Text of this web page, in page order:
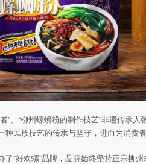
”、“柳州螺蛳粉的制作技艺”非遗传承人
民族技艺的传承与坚守，进而为消费者
“好欢螺”品牌，品牌始终坚持正宗柳